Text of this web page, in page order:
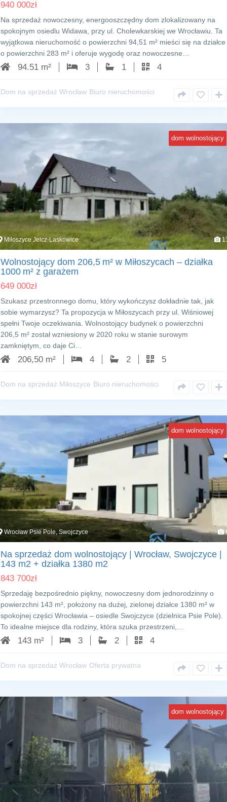
940 000zł
Na sprzedaż nowoczesny, energooszczędny dom zlokalizowany na
spokojnym osiedlu Widawa, przy ul. Cholewkarskiej we Wrocławiu. Ta
wyjątkowa nieruchomość o powierzchni 94,51 m² mieści się na działce
o powierzchni 283 m² i oferuje wygodę oraz nowoczesne…
94.51 m² 3 1 4
Dom na sprzedaż Wrocław Biuro nieruchomości
dom wolnostojący
Miłoszyce Jelcz-Laskowice
Wolnostojący dom 206,5 m² w Miłoszycach – działka
1000 m² z garażem
649 000zł
Szukasz przestronnego domu, który wykończysz dokładnie tak, jak
sobie wymarzysz? Ta propozycja w Miłoszycach przy ul. Wiśniowej
spełni Twoje oczekiwania. Wolnostojący budynek o powierzchni
206,5 m² został wzniesiony w 2020 roku w stanie surowym
zamkniętym, co daje Ci…
206,50 m² 4 2 5
Dom na sprzedaż Miłoszyce Biuro nieruchomości
dom wolnostojący
Wrocław Psie Pole, Swojczyce
Na sprzedaż dom wolnostojący | Wrocław, Swojczyce |
143 m2 + działka 1380 m2
843 700zł
Sprzedaję bezpośrednio piękny, nowoczesny dom jednorodzinny o
powierzchni 143 m², położony na dużej, zielonej działce 1380 m² w
spokojnej części Wrocławia – osiedle Swojczyce (dzielnica Psie Pole).
To idealne miejsce dla rodziny, która szuka przestrzeni,…
143 m² 3 2 4
Dom na sprzedaż Wrocław Oferta prywatna
dom wolnostojący